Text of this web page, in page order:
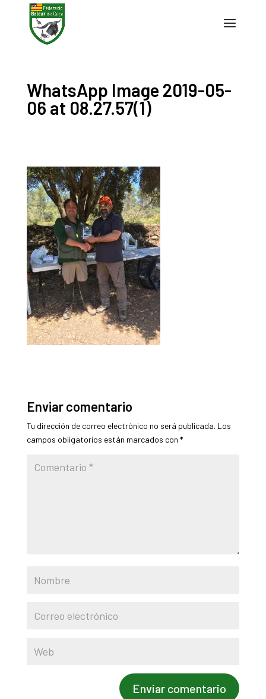
WhatsApp Image 2019-05-
06 at 08.27.57(1)
Enviar comentario
Tu dirección de correo electrónico no será publicada. Los
campos obligatorios están marcados con *